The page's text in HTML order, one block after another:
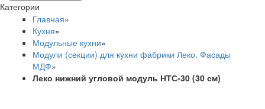
Категории
Главная»
Кухня»
Модульные кухни»
Модули (секции) для кухни фабрики Леко. Фасады
МДФ»
Леко нижний угловой модуль НТС-30 (30 см)